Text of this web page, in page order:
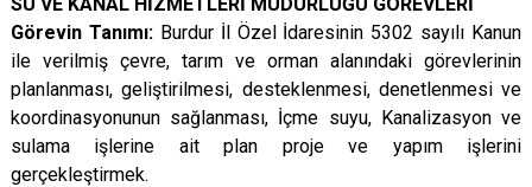
Görevin Tanımı: Burdur İl Özel İdaresinin 5302 sayılı Kanun
ile verilmiş çevre, tarım ve orman alanındaki görevlerinin
planlanması, geliştirilmesi, desteklenmesi, denetlenmesi ve
koordinasyonunun sağlanması, İçme suyu, Kanalizasyon ve
sulama işlerine ait plan proje ve yapım işlerini
gerçekleştirmek.